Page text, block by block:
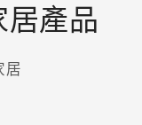
產品
居